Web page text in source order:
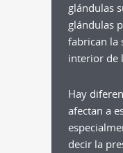
glándulas
glándulas
fabrican la
interior de
Hay
afectan a
decir la